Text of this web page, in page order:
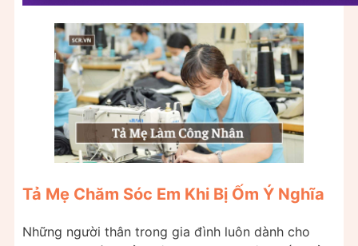
Tả Mẹ Chăm Sóc Em Khi Bị Ốm Ý Nghĩa
Những người thân trong gia đình luôn dành cho